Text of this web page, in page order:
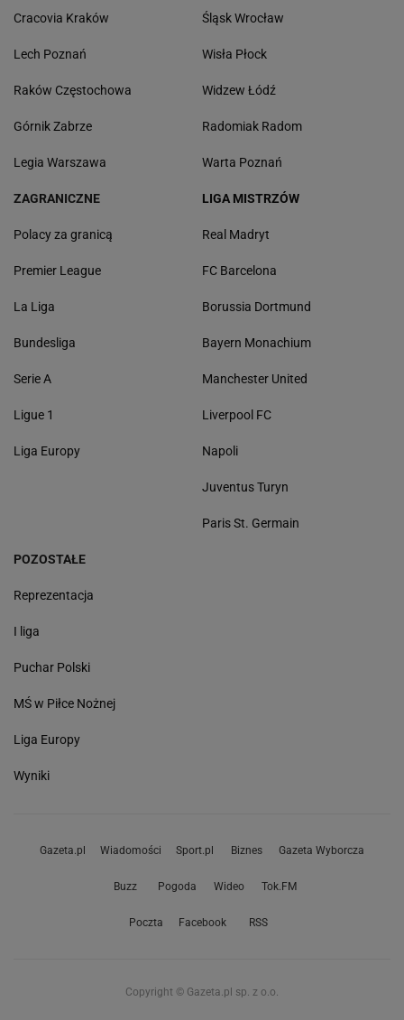
Cracovia Kraków
Lech Poznań
Raków Częstochowa
Górnik Zabrze
Legia Warszawa
Śląsk Wrocław
Wisła Płock
Widzew Łódź
Radomiak Radom
Warta Poznań
ZAGRANICZNE
Polacy za granicą
Premier League
La Liga
Bundesliga
Serie A
Ligue 1
Liga Europy
LIGA MISTRZÓW
Real Madryt
FC Barcelona
Borussia Dortmund
Bayern Monachium
Manchester United
Liverpool FC
Napoli
Juventus Turyn
Paris St. Germain
POZOSTAŁE
Reprezentacja
I liga
Puchar Polski
MŚ w Piłce Nożnej
Liga Europy
Wyniki
Gazeta.pl Wiadomości Sport.pl Biznes Gazeta Wyborcza
Buzz Pogoda Wideo Tok.FM
Poczta Facebook RSS
Copyright © Gazeta.pl sp. z o.o.